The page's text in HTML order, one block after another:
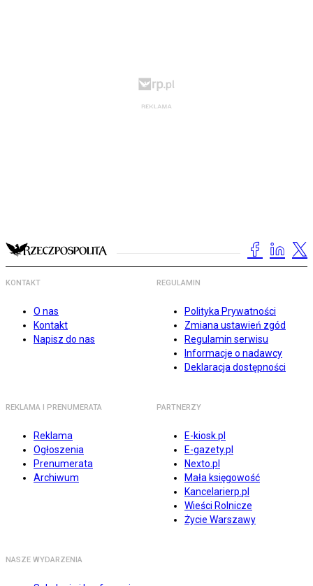
KONTAKT
O nas
Kontakt
Napisz do nas
REGULAMIN
Polityka Prywatności
Zmiana ustawień zgód
Regulamin serwisu
Informacje o nadawcy
Deklaracja dostępności
REKLAMA I PRENUMERATA
Reklama
Ogłoszenia
Prenumerata
Archiwum
PARTNERZY
E-kiosk.pl
E-gazety.pl
Nexto.pl
Mała księgowość
Kancelarierp.pl
Wieści Rolnicze
Życie Warszawy
NASZE WYDARZENIA